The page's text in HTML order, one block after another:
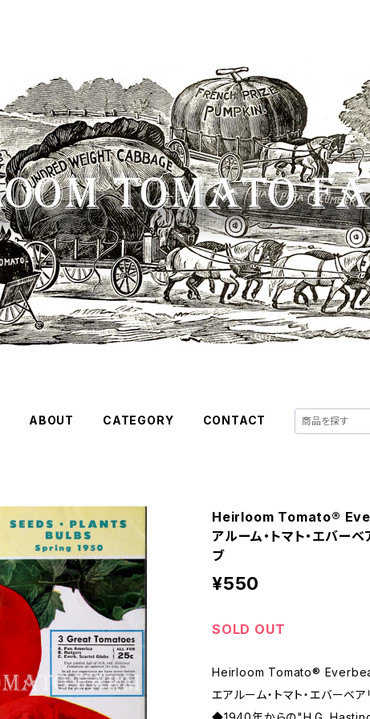
ABOUT CATEGORY CONTACT
Heirloom Tomato®
アルーム・トマト・エバー
ブ
¥550
SOLD OUT
Heirloom Tomato®
エアルーム・トマト・エバーベ